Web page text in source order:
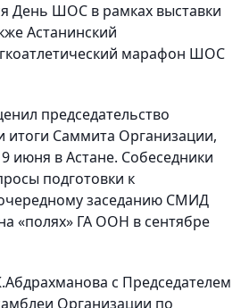
День ШОС в рамках выставки
Астанинский
марафон ШОС
председательство
итоги Саммита Организации,
июня в Астане. Собеседники
подготовки к
заседанию СМИД
«полях» ГА ООН в сентябре
с Председателем
Организации по